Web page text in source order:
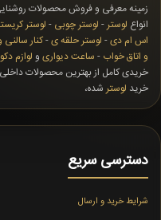
زمینه معرفی و فروش محصولات
انواع لوستر - لوستر چوبی - لوستر
اس ام دی- لوستر حلقه ی-کنار سالنی
و اتاق خواب - ساعت دیواری و لوازم
خریدی کامل از بهترین محصولات
خرید لوستر شده،
دسترسی سریع
شرایط خرید و ارسال